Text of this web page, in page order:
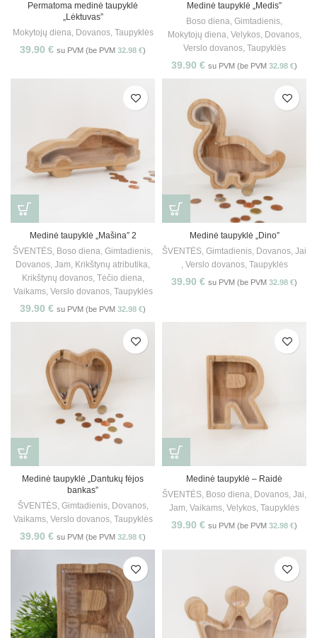
Permatoma medinė taupyklė
„Lėktuvas”
Mokytojų diena, Dovanos, Taupyklės
39.90 € su PVM (be PVM 32.98 €)
Medinė taupyklė „Medis”
Boso diena, Gimtadienis,
Mokytojų diena, Velykos, Dovanos,
Verslo dovanos, Taupyklės
39.90 € su PVM (be PVM 32.98 €)
Medinė taupyklė „Mašina” 2
ŠVENTĖS, Boso diena, Gimtadienis,
Dovanos, Jam, Krikštynų atributika,
Krikštynų dovanos, Tėčio diena,
Vaikams, Verslo dovanos, Taupyklės
39.90 € su PVM (be PVM 32.98 €)
Medinė taupyklė „Dino”
ŠVENTĖS, Gimtadienis, Dovanos, Jai
, Verslo dovanos, Taupyklės
39.90 € su PVM (be PVM 32.98 €)
Medinė taupyklė „Dantukų fėjos
bankas”
ŠVENTĖS, Gimtadienis, Dovanos,
Vaikams, Verslo dovanos, Taupyklės
39.90 € su PVM (be PVM 32.98 €)
Medinė taupyklė – Raidė
ŠVENTĖS, Boso diena, Dovanos, Jai,
Jam, Vaikams, Velykos, Taupyklės
39.90 € su PVM (be PVM 32.98 €)